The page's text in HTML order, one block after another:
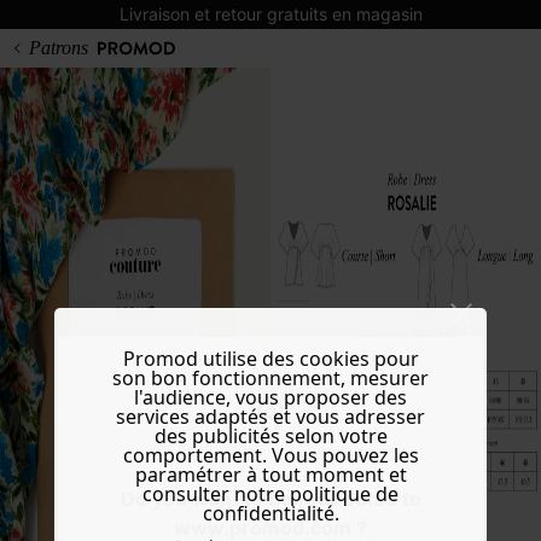
Livraison et retour gratuits en magasin
Do you want to be redirected to
www.promod.com ?
Patrons
Promod utilise des cookies pour
son bon fonctionnement, mesurer
l'audience, vous proposer des
services adaptés et vous adresser
des publicités selon votre
comportement. Vous pouvez les
paramétrer à tout moment et
consulter notre politique de
confidentialité.